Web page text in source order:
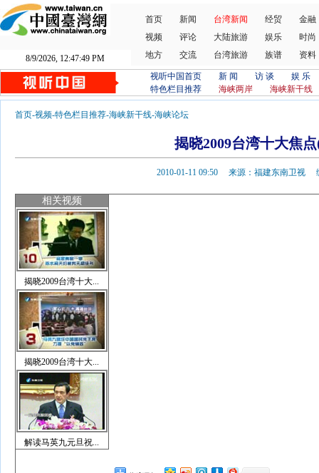
8/9/2026, 12:47:50 PM
首页 新闻 台湾新闻 经贸
金融
视频
评论 大陆旅游 娱乐
时尚
地方
交流 台湾旅游 族谱 资料
视听中国首页 新 闻 访 谈
娱 乐
特色栏目推荐
海峡两岸 海峡新干线
首页-视频-特色栏目推荐-海峡新干线-海峡论坛
揭晓2009台湾十大焦
2010-01-11 09:50 来源：福建东南卫视
相关视频
揭晓2009台湾十大...
揭晓2009台湾十大...
解读马英九元旦祝...